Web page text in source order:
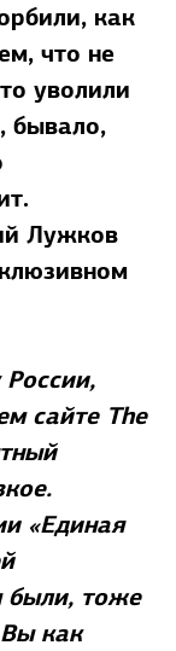
как
что не
уволили
бывало,
Лужков
сайте The
«Единая
были, тоже
как